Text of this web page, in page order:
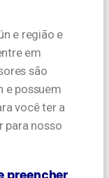
e região e
em
são
e possuem
você ter a
para nosso